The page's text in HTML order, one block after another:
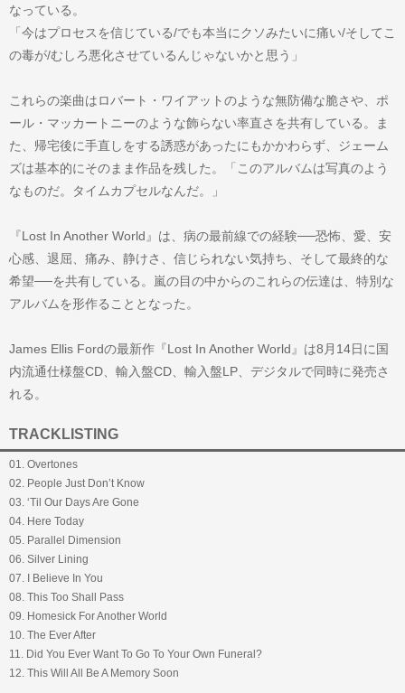
なっている。
「今はプロセスを信じている/でも本当にクソみたいに痛い/そしてこ
の毒が/むしろ悪化させているんじゃないかと思う」
これらの楽曲はロバート・ワイアットのような無防備な脆さや、ポ
ール・マッカートニーのような飾らない率直さを共有している。ま
た、帰宅後に手直しをする誘惑があったにもかかわらず、ジェーム
ズは基本的にそのまま作品を残した。「このアルバムは写真のよう
なものだ。タイムカプセルなんだ。」
『Lost In Another World』は、病の最前線での経験──恐怖、愛、安
心感、退屈、痛み、静けさ、信じられない気持ち、そして最終的な
希望──を共有している。嵐の目の中からのこれらの伝達は、特別な
アルバムを形作ることとなった。
James Ellis Fordの最新作『Lost In Another World』は8月14日に国
内流通仕様盤CD、輸入盤CD、輸入盤LP、デジタルで同時に発売さ
れる。
TRACKLISTING
01. Overtones
02. People Just Don’t Know
03. ‘Til Our Days Are Gone
04. Here Today
05. Parallel Dimension
06. Silver Lining
07. I Believe In You
08. This Too Shall Pass
09. Homesick For Another World
10. The Ever After
11. Did You Ever Want To Go To Your Own Funeral?
12. This Will All Be A Memory Soon